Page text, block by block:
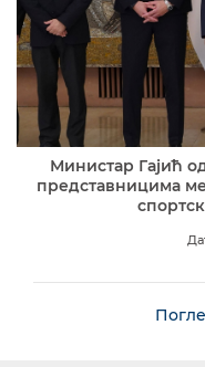
Министар Гајић
представницима